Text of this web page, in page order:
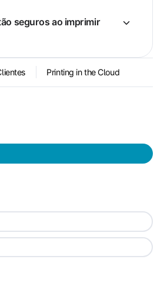
seguros ao imprimir
Printing in the Cloud